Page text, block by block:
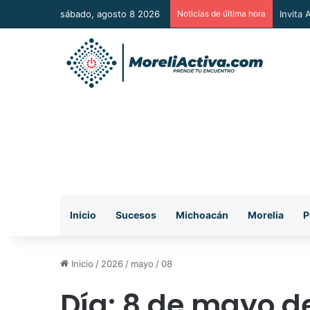
sábado, agosto 8 2026 Noticias de última hora
Inicio Sucesos Michoacán Morelia
Inicio / 2026 / mayo /08